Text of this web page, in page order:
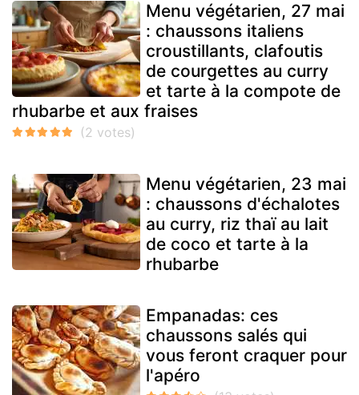
Menu végétarien, 27 mai
: chaussons italiens
croustillants, clafoutis
de courgettes au curry
et tarte à la compote de
rhubarbe et aux fraises
Menu végétarien, 23 mai
: chaussons d'échalotes
au curry, riz thaï au lait
de coco et tarte à la
rhubarbe
Empanadas: ces
chaussons salés qui
vous feront craquer pour
l'apéro